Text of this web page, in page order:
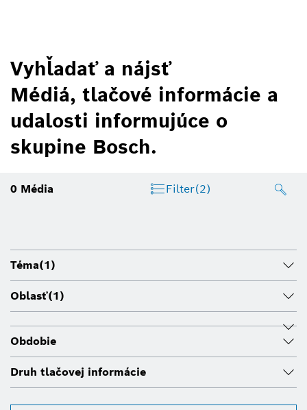
Vyhľadať a nájsť
Médiá, tlačové informácie a
udalosti informujúce o
skupine Bosch.
0 Média Filter(2)
Téma(1)
Oblasť(1)
Obdobie
Druh tlačovej informácie